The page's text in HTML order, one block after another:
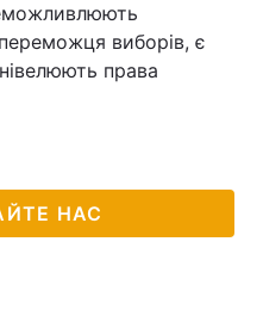
виборів, є
права
НАС